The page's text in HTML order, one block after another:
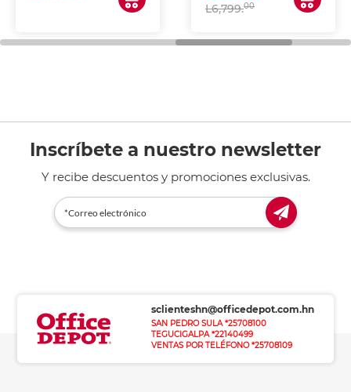
L6,799.00
Inscríbete a nuestro newsletter
Y recibe descuentos y promociones exclusivas.
sclienteshn@officedepot.com.hn
SAN PEDRO SULA *25708100
TEGUCIGALPA *22140499
VENTAS POR TELÉFONO *25708109